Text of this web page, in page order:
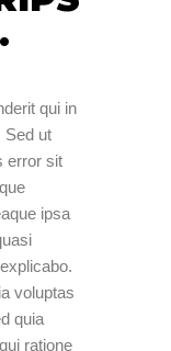
qui in
Sed ut
error sit
ipsa
voluptas
quia
ratione